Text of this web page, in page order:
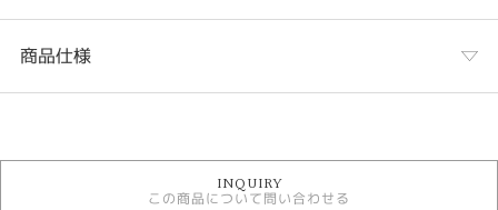
商品仕様
時計
INQUIRY
この商品について問い合わせる